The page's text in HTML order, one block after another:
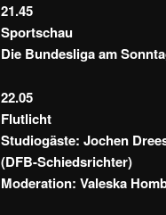
21.45
Sportschau
Die Bundesliga am
22.05
Flutlicht
Studiogäste: Jochen
(DFB-Schiedsrichter)
Moderation: Valeska